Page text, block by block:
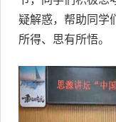
疑解惑，帮助同学
所得、思有所悟。